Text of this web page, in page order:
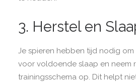
3. Herstel en
Je spieren hebben tijd nodig
voor voldoende slaap en neem
trainingsschema op. Dit helpt